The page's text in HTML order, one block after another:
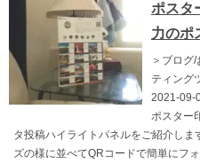
ポスタ
力のポ
＞ブログ
ティング
2021-09-
ポスター
タ投稿ハイライトパネルをご紹介し
ズの様に並べてQRコードで簡単にフ